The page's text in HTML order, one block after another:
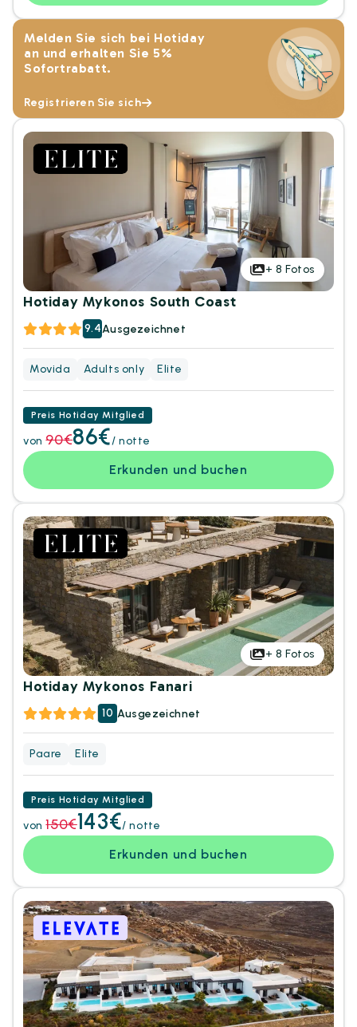
Melden Sie sich bei Hotiday
an und erhalten Sie 5%
Sofortrabatt.
Registrieren Sie sich
+ 8 Fotos
Hotiday Mykonos South Coast
9.4Ausgezeichnet
Movida Adults only Elite
Preis Hotiday Mitglied
von 90€86€/ notte
Erkunden und buchen
+ 8 Fotos
Hotiday Mykonos Fanari
10 Ausgezeichnet
Paare Elite
Preis Hotiday Mitglied
von 150€143€/ notte
Erkunden und buchen